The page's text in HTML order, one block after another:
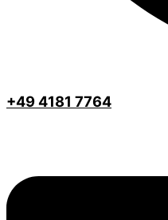
+49 4181 7764